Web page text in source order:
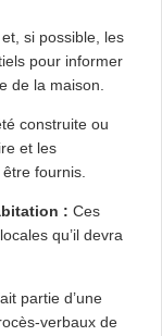
si possible, les
pour informer
de la maison.
construite ou
et les
fournis.
: Ces
qu’il devra
partie d’une
verbaux de